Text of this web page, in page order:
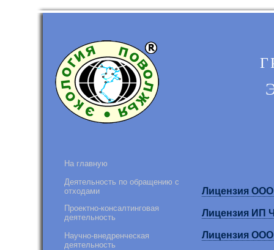
На главную
Деятельность по обращению с
отходами
Проектно-консалтинговая
деятельность
Научно-внедренческая
деятельность
Лицензия
Лицензия ИП
Лицензия